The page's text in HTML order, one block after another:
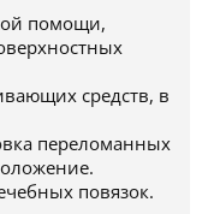
помощи,
средств, в
переломанных
повязок.